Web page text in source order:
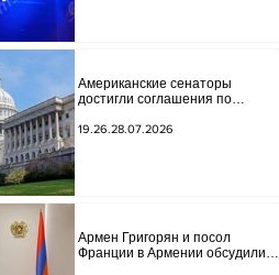
Американские сенаторы
достигли соглашения по
новых санкций против России и
19.26.28.07.2026
Армен Григорян и посол
Франции в Армении обсудили